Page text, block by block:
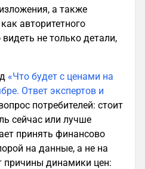
а также
авторитетного
не только детали,
«Что будет с ценами на
Ответ экспертов и
потребителей: стоит
сейчас или лучше
принять финансово
на данные, а не на
причины динамики цен: